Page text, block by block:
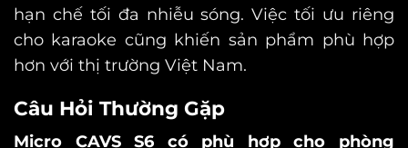
hạn chế tối đa nhiễu sóng. Việc tối ưu riêng
cho karaoke cũng khiến sản phẩm phù hợp
hơn với thị trường Việt Nam.
Câu Hỏi Thường Gặp
Micro CAVS S6 có phù hợp cho phòng